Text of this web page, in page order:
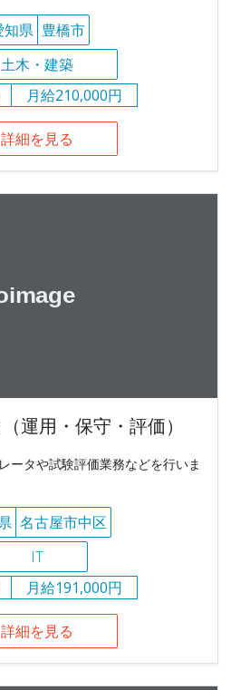
知県 豊橋市
土木・建築
月給210,000円
詳細を見る
運用・保守・評価）
ータや試験評価業務などを行いま
名古屋市中区
IT
月給191,000円
詳細を見る